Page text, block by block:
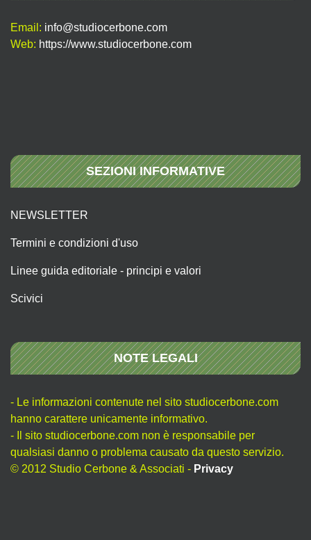
Email: info@studiocerbone.com
Web: https://www.studiocerbone.com
SEZIONI INFORMATIVE
NEWSLETTER
Termini e condizioni d'uso
Linee guida editoriale - principi e valori
Scivici
NOTE LEGALI
- Le informazioni contenute nel sito studiocerbone.com
hanno carattere unicamente informativo.
- Il sito studiocerbone.com non è responsabile per
qualsiasi danno o problema causato da questo servizio.
© 2012 Studio Cerbone & Associati - Privacy